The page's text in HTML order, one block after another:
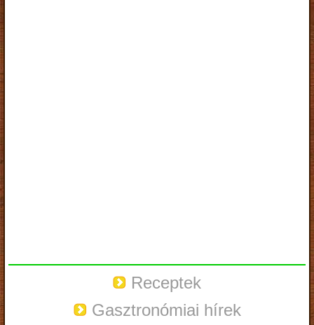
Receptek
Gasztronómiai hírek